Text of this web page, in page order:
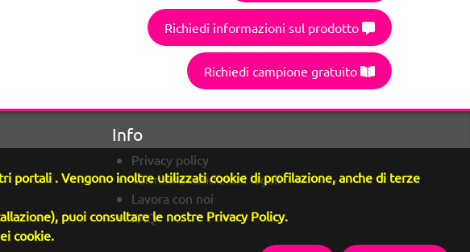
Richiedi informazioni sul prodotto
Richiedi campione gratuito
Info
Privacy policy
Termini e condizioni legali
Lavora con noi
FAQ
portali . Vengono inoltre utilizzati cookie di profilazione, anche di terze
puoi consultare le nostre Privacy Policy.
cookie.